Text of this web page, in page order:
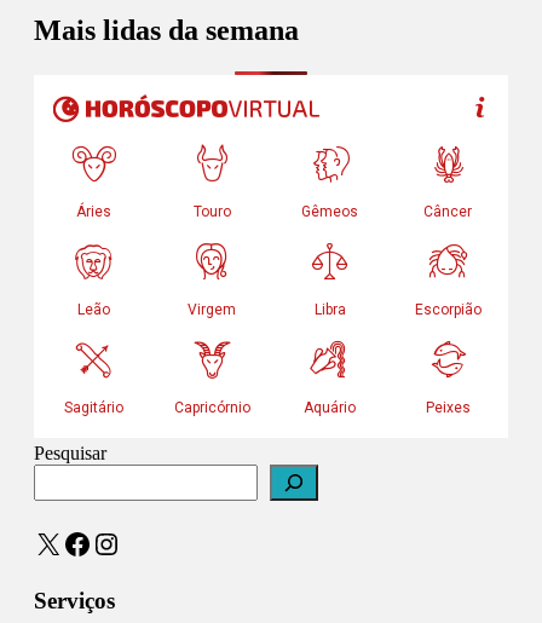
Mais lidas da semana
Pesquisar
X Facebook
Instagram
Serviços